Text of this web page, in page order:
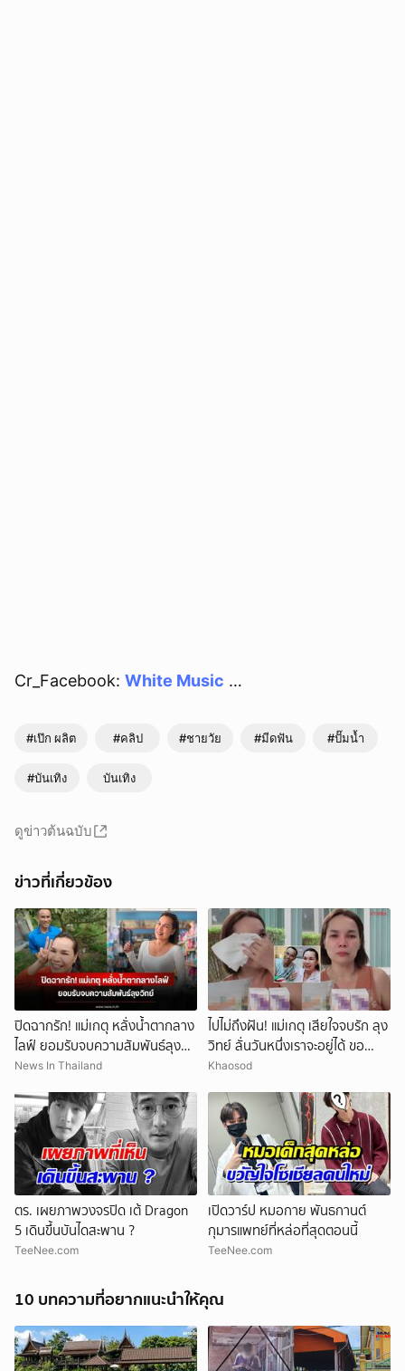
Cr_Facebook: White Music …
#เป๊ก ผลิต #คลิป #ชายวัย #มีดฟัน #ปั๊มน้ำ
#บันเทิง บันเทิง
ดูข่าวต้นฉบับ
ข่าวที่เกี่ยวข้อง
ปิดฉากรัก! แม่เกตุ หลั่งน้ำตากลาง
ไลฟ์ ยอมรับจบความสัมพันธ์ลุง
วิทย์
News In Thailand
ไปไม่ถึงฝัน! แม่เกตุ เสียใจจบรัก ลุง
วิทย์ ลั่นวันหนึ่งเราจะอยู่ได้ ขอ
กำลังใจให้ทั้งสองฝ่าย
Khaosod
ตร. เผยภาพวงจรปิด เต้ Dragon
5 เดินขึ้นบันไดสะพาน ?
TeeNee.com
เปิดวาร์ป หมอกาย พันธกานต์
กุมารแพทย์ที่หล่อที่สุดตอนนี้
TeeNee.com
10 บทความที่อยากแนะนำให้คุณ